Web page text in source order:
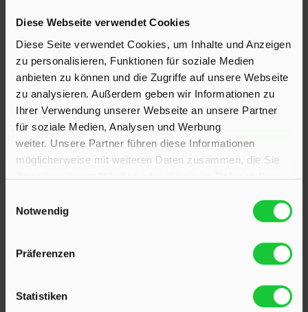
Diese Webseite verwendet Cookies
Diese Seite verwendet Cookies, um Inhalte und Anzeigen
zu personalisieren, Funktionen für soziale Medien
anbieten zu können und die Zugriffe auf unsere Webseite
zu analysieren. Außerdem geben wir Informationen zu
Ihrer Verwendung unserer Webseite an unsere Partner
für soziale Medien, Analysen und Werbung
weiter. Unsere Partner führen diese Informationen
möglicherweise mit weiteren Daten zusammen, die Sie
Notwendig
Präferenzen
Statistiken
23795 Klein Rönnau
Bollmoor 2
Telefon:
04551 901690
24568 Kaltenkirchen
Holstenstraße 26
E-Mail:info@hinrichsen-immobilien.com
PROFIL
Als kompetenter
Immobilienmakler in Klein Rönnau